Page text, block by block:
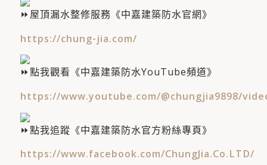
屋頂漏水整修服務《中嘉建築防水官網》
https://chung-jia.com/
點我觀看《中嘉建築防水YouTube頻道》
https://www.youtube.com/@chungjia9898/
點我追蹤《中嘉建築防水官方粉絲專頁》
https://www.facebook.com/ChungJia.Co.LTD/